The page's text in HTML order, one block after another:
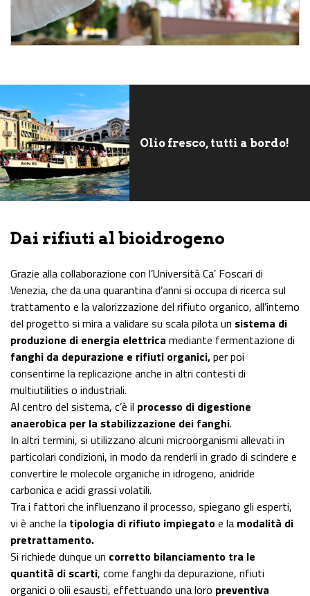
Olio fresco, tutti a bordo!
Dai rifiuti al bioidrogeno
Grazie alla collaborazione con l’Università Ca’ Foscari di
Venezia, che da una quarantina d’anni si occupa di ricerca sul
trattamento e la valorizzazione del rifiuto organico, all’interno
del progetto si mira a validare su scala pilota un sistema di
produzione di energia elettrica mediante fermentazione di
fanghi da depurazione e rifiuti organici,per poi
consentirne la replicazione anche in altri contesti di
multiutilities o industriali.
Al centro del sistema, c’è il processo di digestione
anaerobica per la stabilizzazione dei fanghi.
In altri termini, si utilizzano alcuni microorganismi allevati in
particolari condizioni, in modo da renderli in grado di scindere e
convertire le molecole organiche in idrogeno, anidride
carbonica e acidi grassi volatili.
Tra i fattori che influenzano il processo, spiegano gli esperti,
vi è anche la tipologia di rifiuto impiegatoe la modalità di
pretrattamento.
Si richiede dunque un corretto bilanciamento tra le
quantità di scarti, come fanghi da depurazione, rifiuti
organici o olii esausti, effettuando una loro preventiva